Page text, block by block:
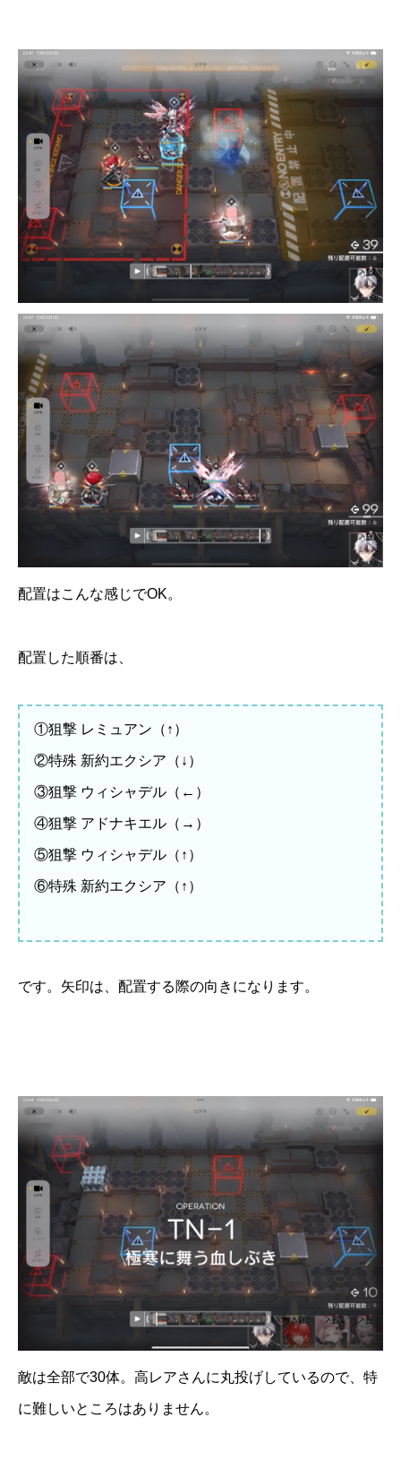
配置はこんな感じでOK。
配置した順番は、
①狙撃 レミュアン（↑）
②特殊 新約エクシア（↓）
③狙撃 ウィシャデル（←）
④狙撃 アドナキエル（→）
⑤狙撃 ウィシャデル（↑）
⑥特殊 新約エクシア（↑）
です。矢印は、配置する際の向きになります。
敵は全部で30体。高レアさんに丸投げしているので、特
に難しいところはありません。